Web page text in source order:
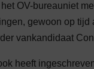
OV-bureauniet
gewoon op
vankandidaat
heeft